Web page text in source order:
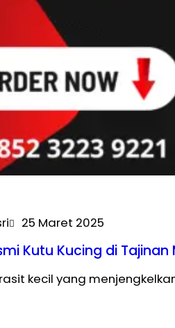
25 Maret 2025
Kutu Kucing di Tajinan
kecil yang